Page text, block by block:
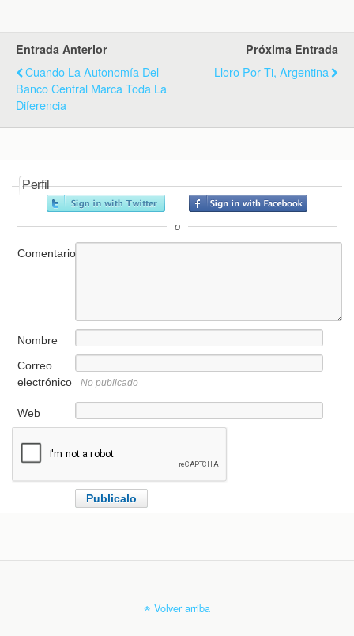
Entrada Anterior
Cuando La Autonomía Del
Banco Central Marca Toda La
Diferencia
Próxima Entrada
Lloro Por Ti, Argentina
Perfil
o
Comentario
Nombre
Correo
electrónico
No publicado
Web
Volver arriba